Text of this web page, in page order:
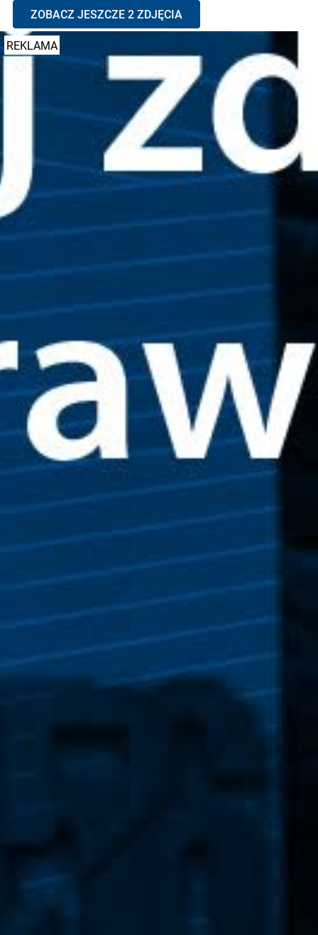
ZOBACZ JESZCZE 2 ZDJĘCIA
REKLAMA